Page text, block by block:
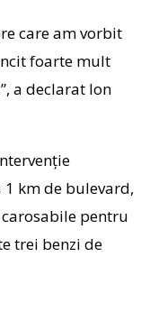
care am vorbit
foarte mult
a declarat Ion
km de bulevard,
pentru
trei benzi de